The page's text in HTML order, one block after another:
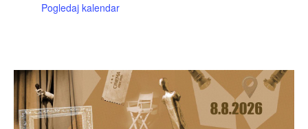
Pogledaj kalendar